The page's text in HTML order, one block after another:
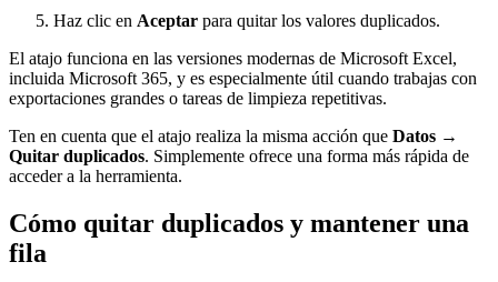
Haz clic en Aceptar para quitar los valores duplicados.
El atajo funciona en las versiones modernas de Microsoft Excel,
incluida Microsoft 365, y es especialmente útil cuando trabajas con
exportaciones grandes o tareas de limpieza repetitivas.
Ten en cuenta que el atajo realiza la misma acción que Datos →
Quitar duplicados. Simplemente ofrece una forma más rápida de
acceder a la herramienta.
Cómo quitar duplicados y mantener una
fila